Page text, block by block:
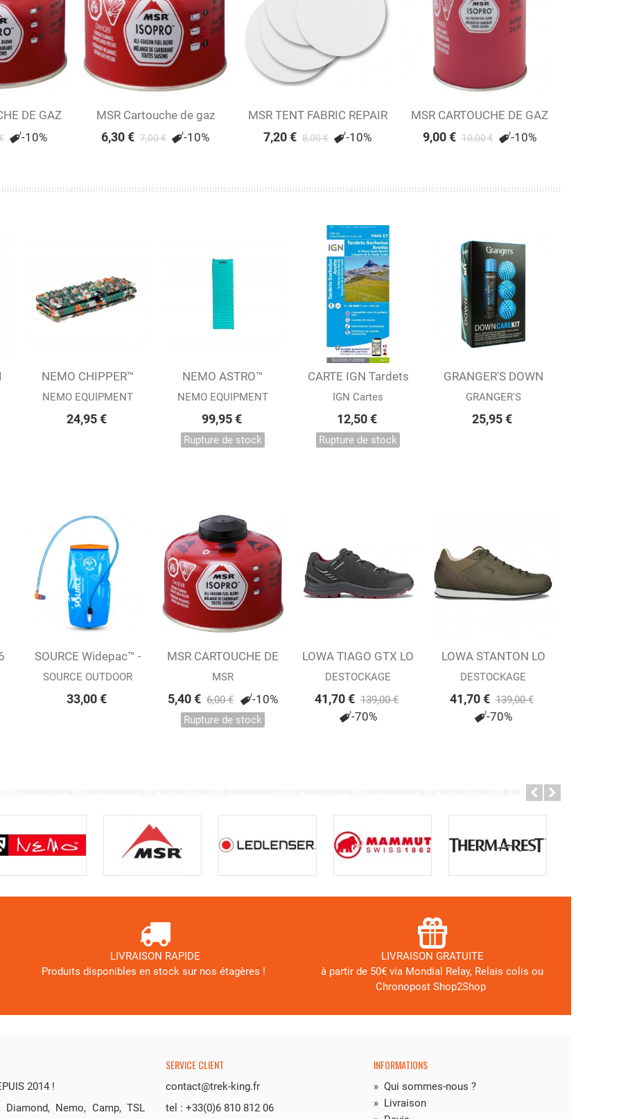
DE GAZ
G
-10%
Voir
MSR Cartouche de gaz
IsoPro 227 g
6,30 € 7,00 € -10%
Voir
MSR TENT FABRIC REPAIR
KIT
7,20 € 8,00 € -10%
Voir
MSR CARTOUCHE DE GAZ
ISOPRO 450 G
9,00 € 10,00 € -10%
Ajouter au panier
NEMO CHIPPER™
NEMO EQUIPMENT
24,95 €
Afficher
NEMO ASTRO™
REGULAR
NEMO EQUIPMENT
99,95 €
Rupture de stock
Afficher
CARTE IGN Tardets
Sorholus...
IGN Cartes
12,50 €
Rupture de stock
Ajouter au panier
GRANGER'S DOWN
CARE KIT (2 IN 1)...
GRANGER'S
25,95 €
Ajouter au panier
SOURCE Widepac™ -
Système...
SOURCE OUTDOOR
33,00 €
Afficher
MSR CARTOUCHE DE
GAZ ISOPRO 110 G
MSR
5,40 € 6,00 € -10%
Rupture de stock
Ajouter au panier
LOWA TIAGO GTX LO
W'S...
DESTOCKAGE
41,70 € 139,00 €
-70%
Ajouter au panier
LOWA STANTON LO
OLIVE (M)
DESTOCKAGE
41,70 € 139,00 €
-70%
LIVRAISON RAPIDE
Produits disponibles en stock sur nos étagères !
LIVRAISON GRATUITE
à partir de 50€ via Mondial Relay, Relais colis ou
Chronopost Shop2Shop
2014 !
Nemo, Camp, TSL
SERVICE CLIENT
contact@trek-king.fr
tel : +33(0)6 810 812 06
INFORMATIONS
» Qui sommes-nous ?
» Livraison